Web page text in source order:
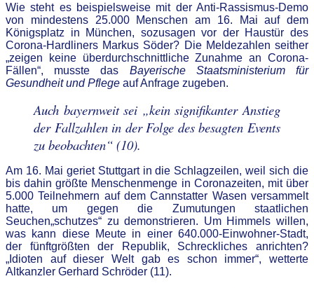
Wie steht es beispielsweise mit der Anti-Rassismus-Demo
von mindestens 25.000 Menschen am 16. Mai auf dem
Königsplatz in München, sozusagen vor der Haustür des
Corona-Hardliners Markus Söder? Die Meldezahlen seither
„zeigen keine überdurchschnittliche Zunahme an Corona-
Fällen“, musste das Bayerische Staatsministerium für
Gesundheit und Pflege auf Anfrage zugeben.
Auch bayernweit sei „kein signifikanter Anstieg
der Fallzahlen in der Folge des besagten Events
zu beobachten“ (10).
Am 16. Mai geriet Stuttgart in die Schlagzeilen, weil sich die
bis dahin größte Menschenmenge in Coronazeiten, mit über
5.000 Teilnehmern auf dem Cannstatter Wasen versammelt
hatte, um gegen die Zumutungen staatlichen
Seuchen„schutzes“ zu demonstrieren. Um Himmels willen,
was kann diese Meute in einer 640.000-Einwohner-Stadt,
der fünftgrößten der Republik, Schreckliches anrichten?
„Idioten auf dieser Welt gab es schon immer“, wetterte
Altkanzler Gerhard Schröder (11).